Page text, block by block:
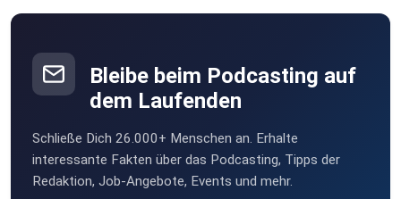
Bleibe beim Podcasting auf
dem Laufenden
Schließe Dich 26.000+ Menschen an. Erhalte
interessante Fakten über das Podcasting, Tipps der
Redaktion, Job-Angebote, Events und mehr.